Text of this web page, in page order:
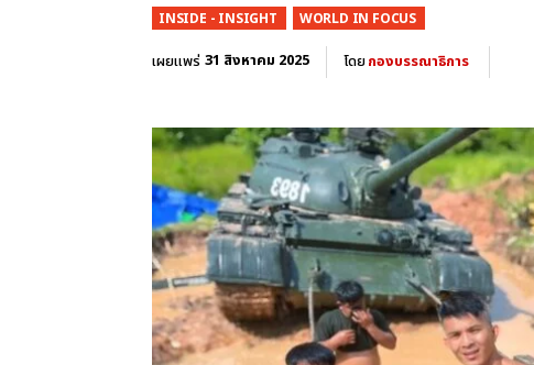
INSIDE - INSIGHT WORLD IN FOCUS
เผยแพร่ 31 สิงหาคม 2025 โดยกองบรรณาธิการ